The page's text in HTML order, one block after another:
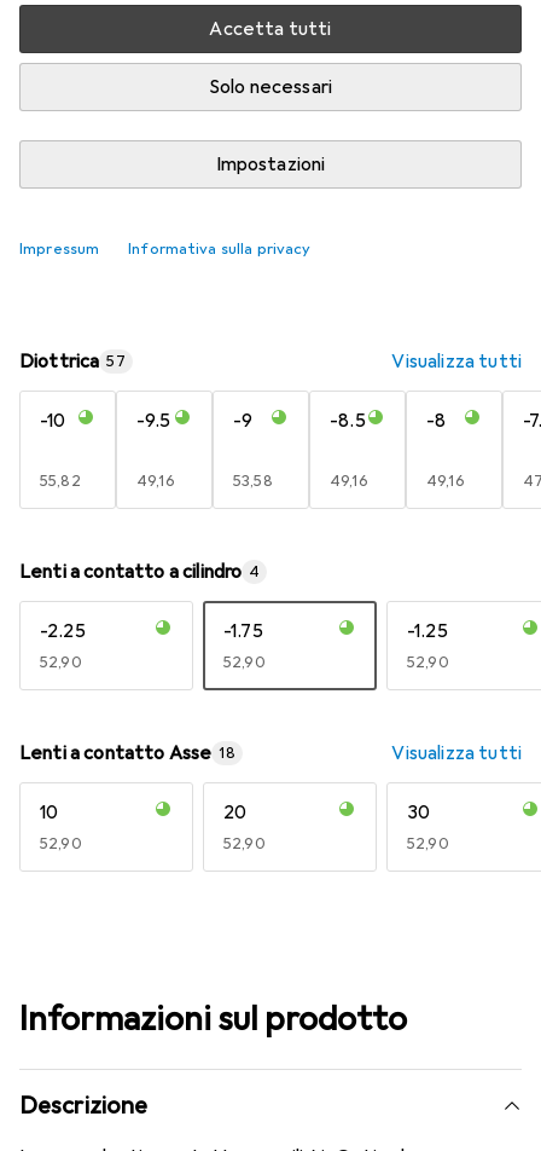
Accetta tutti
Solo necessari
Impostazioni
Impressum Informativa sulla privacy
Consegna tra ven, 14/8 e mar, 18/8
Più di 10 pezzi in stock presso il fornitore
Aggiungi al carrello
Diottrica 57 Visualizza tutti
-10
EUR
55,82
-9.5
EUR
49,16
-9
EUR
53,58
-8.5
EUR
49,16
-8
EUR
49,16
-
Lenti a contatto a cilindro 4
-2.25
EUR
52,90
-1.75
EUR
52,90
-1.25
EUR
52,90
Lenti a contatto Asse 18 Visualizza tutti
10
EUR
52,90
20
EUR
52,90
30
EUR
52,90
Informazioni sul prodotto
Descrizione